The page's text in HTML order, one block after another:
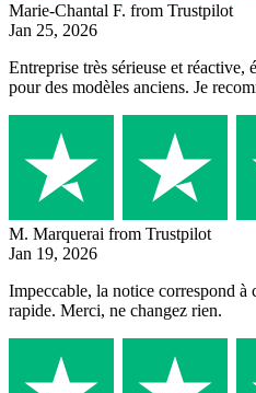
Marie-Chantal F. from Trustpilot
Jan 25, 2026
Entreprise très sérieuse et réactive,
pour des modèles anciens. Je
M. Marquerai from Trustpilot
Jan 19, 2026
Impeccable, la notice correspond à
rapide. Merci, ne changez rien.